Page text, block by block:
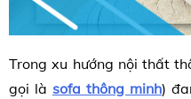
Trong xu hướng nội thất
gọi là sofa thông minh)